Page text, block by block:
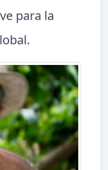
para la